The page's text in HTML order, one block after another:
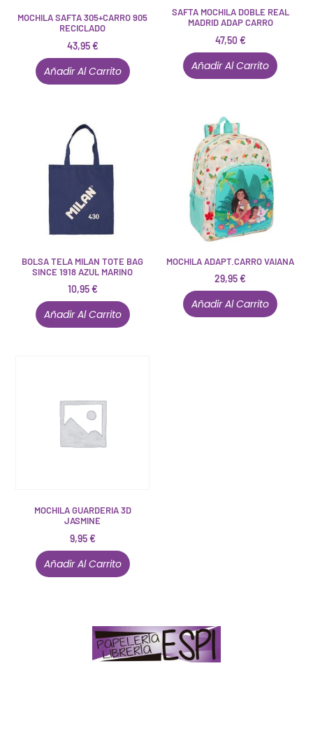
MOCHILA SAFTA 305+CARRO 905
RECICLADO
43,95€
Añadir Al Carrito
SAFTA MOCHILA DOBLE REAL
MADRID ADAP CARRO
47,50€
Añadir Al Carrito
BOLSA TELA MILAN TOTE BAG
SINCE 1918 AZUL MARINO
10,95€
Añadir Al Carrito
MOCHILA ADAPT.CARRO VAIANA
29,95€
Añadir Al Carrito
MOCHILA GUARDERIA 3D
JASMINE
9,95€
Añadir Al Carrito